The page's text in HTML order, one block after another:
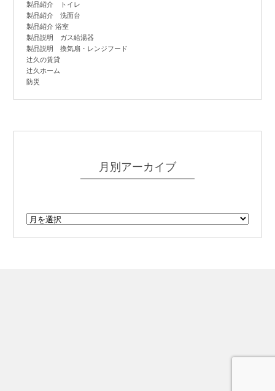
製品紹介 トイレ
製品紹介 洗面台
製品紹介 浴室
製品説明 ガス給湯器
製品説明 換気扇・レンジフード
辻久の賃貸
辻久ホーム
防災
月別アーカイブ